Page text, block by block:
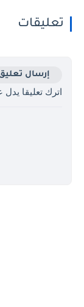
تعليقات
إرسال
اترك تعليقا